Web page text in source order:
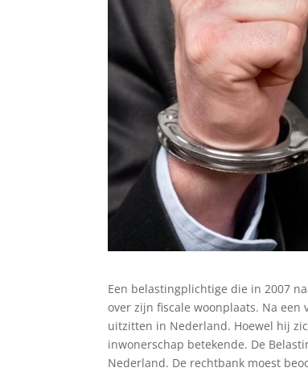
Een belastingplichtige die in 2007
over zijn fiscale woonplaats. Na
uitzitten in Nederland. Hoewel hij
inwonerschap betekende. De
Nederland. De rechtbank moest